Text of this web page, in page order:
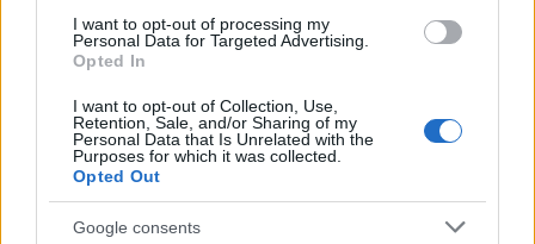
I want to opt-out of processing my
Personal Data for Targeted Advertising.
Opted In
I want to opt-out of Collection, Use,
Retention, Sale, and/or Sharing of my
Personal Data that Is Unrelated with the
Purposes for which it was collected.
Opted Out
Google consents
μπορεί να αλλάξει τη χρονολογία της
προϊστορικής έκρηξης
για έβδομη φορά - Τον «τσάκωσαν»
αστυνομικοί που προσποιήθηκαν τους
τουρίστες
Στην Κρήτη ο Κυριάκος Μητσοτάκης,
συνεχίζει τις ολιγοήμερες διακοπές του –
Πού βρέθηκε το Σάββατο